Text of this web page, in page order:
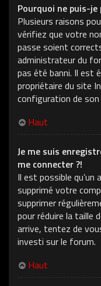
Pourquoi ne puis-je
Plusieurs raisons
vérifiez que votre
passe soient
administrateur du
pas été banni. Il est
propriétaire du site
configuration de son
Haut
Je me suis
me connecter ?!
Il est possible
supprimé votre
supprimer
pour réduire la taille
arrive, tentez de
investi sur le forum.
Haut